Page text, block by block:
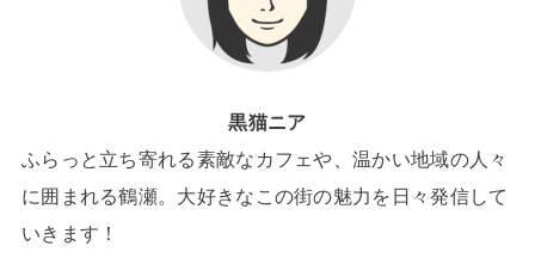
黒猫ニア
ふらっと立ち寄れる素敵なカフェや、温かい地域の人々
に囲まれる鶴瀬。大好きなこの街の魅力を日々発信して
いきます！